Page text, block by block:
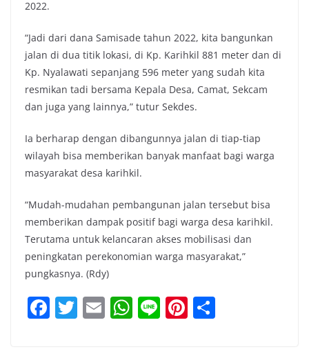
2022.
“Jadi dari dana Samisade tahun 2022, kita bangunkan
jalan di dua titik lokasi, di Kp. Karihkil 881 meter dan di
Kp. Nyalawati sepanjang 596 meter yang sudah kita
resmikan tadi bersama Kepala Desa, Camat, Sekcam
dan juga yang lainnya,” tutur Sekdes.
Ia berharap dengan dibangunnya jalan di tiap-tiap
wilayah bisa memberikan banyak manfaat bagi warga
masyarakat desa karihkil.
“Mudah-mudahan pembangunan jalan tersebut bisa
memberikan dampak positif bagi warga desa karihkil.
Terutama untuk kelancaran akses mobilisasi dan
peningkatan perekonomian warga masyarakat,”
pungkasnya. (Rdy)
F T E W Li Pi